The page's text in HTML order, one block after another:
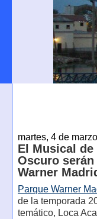
martes, 4 de
El Musical
Oscuro
Warner
Parque Warner
de la temporada
temático, Loca